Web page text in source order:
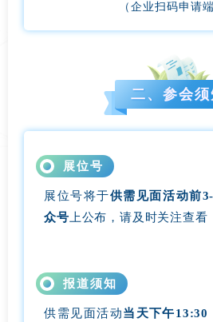
（企业扫码申请
二、参会须
展位号
展位号将于供需见面活动前
众号上公布，请及时关注查看
报道须知
供需见面活动当天下午13:30